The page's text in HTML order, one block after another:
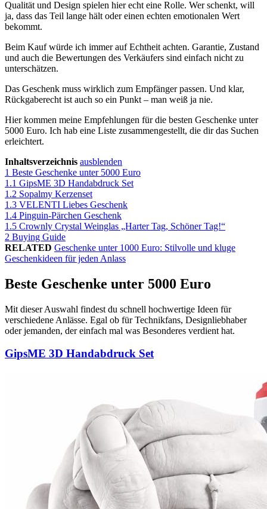
Qualität und Design spielen hier echt eine Rolle. Wer schenkt, will
ja, dass das Teil lange hält oder einen echten emotionalen Wert
bekommt.
Beim Kauf würde ich immer auf Echtheit achten. Garantie, Zustand
und auch die Bewertungen des Verkäufers sind einfach nicht zu
unterschätzen.
Das Geschenk muss wirklich zum Empfänger passen. Und klar,
Rückgaberecht ist auch so ein Punkt – man weiß ja nie.
Hier kommen meine Empfehlungen für die besten Geschenke unter
5000 Euro. Ich hab eine Liste zusammengestellt, die dir das Suchen
erleichtert.
Inhaltsverzeichnis ausblenden
1 Beste Geschenke unter 5000 Euro
1.1 GipsME 3D Handabdruck Set
1.2 Sopalmy Kerzenset
1.3 VELENTI Liebes Geschenk
1.4 Pinguin-Pärchen Geschenk
1.5 Crownly Crystal Weinglas „Harter Tag, Schöner Tag!“
2 Buying Guide
RELATED Geschenke unter 1000 Euro: Stilvolle und kluge
Geschenkideen für jeden Anlass
Beste Geschenke unter 5000 Euro
Mit dieser Auswahl findest du schnell hochwertige Ideen für
verschiedene Anlässe. Egal ob für Technikfans, Designliebhaber
oder jemanden, der einfach mal was Besonderes verdient hat.
GipsME 3D Handabdruck Set